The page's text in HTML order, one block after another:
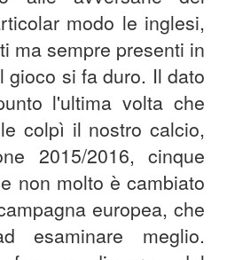
modo le inglesi,
ma sempre presenti in
gioco si fa duro. Il dato
l'ultima volta che
colpì il nostro calcio,
2015/2016, cinque
non molto è cambiato
europea, che
esaminare meglio.